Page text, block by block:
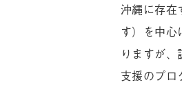
沖縄に存在
す）を中
りますが
支援のプロ